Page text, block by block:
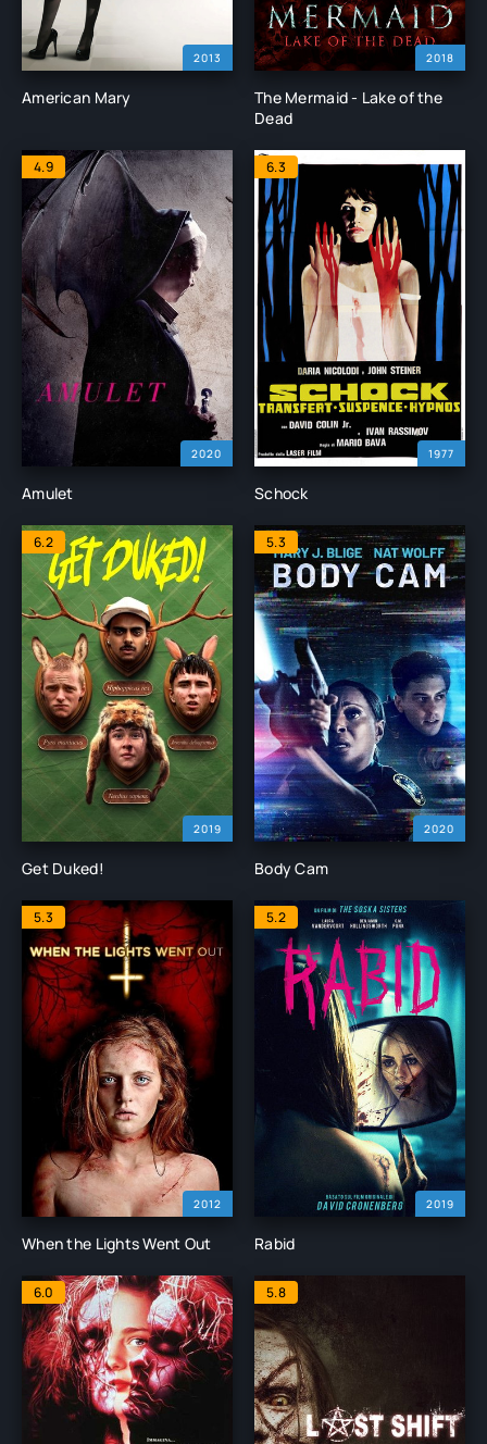
2013
American Mary
2018
The Mermaid - Lake of the
Dead
2020
4.9
Amulet
1977
6.3
Schock
2019
6.2
Get Duked!
2020
5.3
Body Cam
2012
5.3
When the Lights Went Out
2019
5.2
Rabid
6.0 5.8